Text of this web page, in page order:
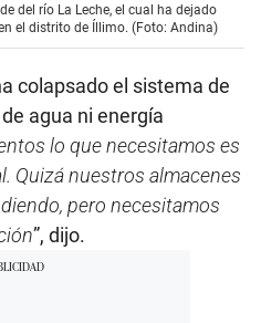
del río La Leche, el cual ha dejado
el distrito de Íllimo. (Foto: Andina)
colapsado el sistema de
agua ni energía
lo que necesitamos es
Quizá nuestros almacenes
pero necesitamos
”, dijo.